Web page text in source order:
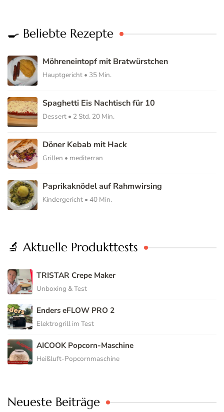
🍳 Beliebte Rezepte
Möhreneintopf mit Bratwürstchen
Hauptgericht • 35 Min.
Spaghetti Eis Nachtisch für 10
Dessert • 2 Std. 20 Min.
Döner Kebab mit Hack
Grillen • mediterran
Paprikaknödel auf Rahmwirsing
Kindergericht • 40 Min.
🔬 Aktuelle Produkttests
TRISTAR Crepe Maker
Unboxing & Test
Enders eFLOW PRO 2
Elektrogrill im Test
AICOOK Popcorn-Maschine
Heißluft-Popcornmaschine
Neueste Beiträge